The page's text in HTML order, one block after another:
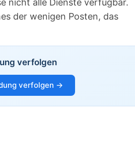
nicht alle Dienste verfügbar.
der wenigen Posten, das
verfolgen
verfolgen →